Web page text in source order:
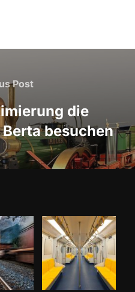
Previous
Post
Post
die
besuchen